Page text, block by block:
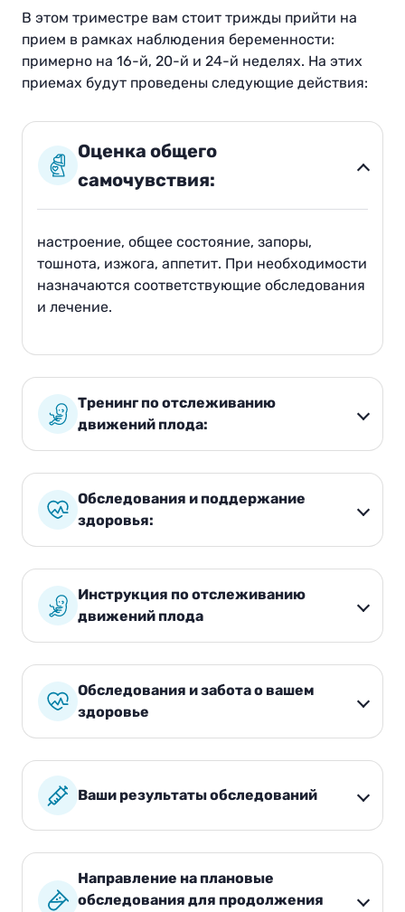
В этом триместре вам стоит трижды прийти на
прием в рамках наблюдения беременности:
примерно на 16-й, 20-й и 24-й неделях. На этих
приемах будут проведены следующие действия:
Оценка общего
самочувствия:
настроение, общее состояние, запоры,
тошнота, изжога, аппетит. При необходимости
назначаются соответствующие обследования
и лечение.
Тренинг по отслеживанию
движений плода:
Обследования и поддержание
здоровья:
Инструкция по отслеживанию
движений плода
Обследования и забота о вашем
здоровье
Ваши результаты обследований
Направление на плановые
обследования для продолжения